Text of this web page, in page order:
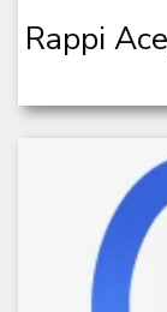
Rappi